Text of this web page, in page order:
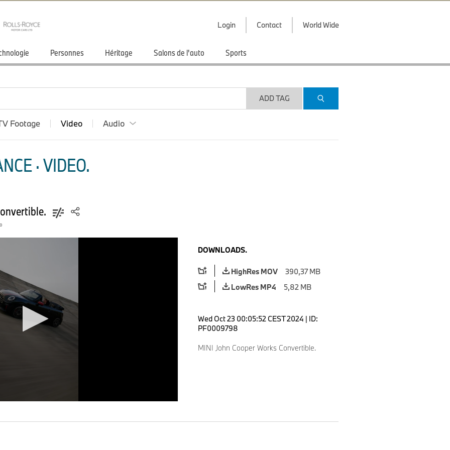
Login Contact World Wide
Personnes Héritage Salons de l'auto Sports
ADD TAG
Footage Video Audio
· VIDEO.
DOWNLOADS.
HighRes MOV
390,37 MB
LowRes MP4
5,82 MB
Wed Oct 23 00:05:52 CEST 2024 | ID:
PF0009798
MINI John Cooper Works Convertible.